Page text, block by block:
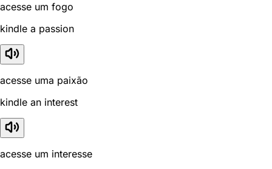
acesse um fogo
kindle a passion
acesse uma paixão
kindle an interest
acesse um interesse